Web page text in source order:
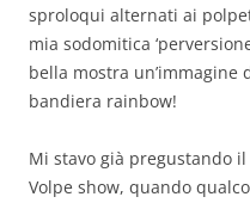
sproloqui alternati ai
mia sodomitica
bella mostra
bandiera rainbow!
Mi stavo già pregustando
Volpe show, quando